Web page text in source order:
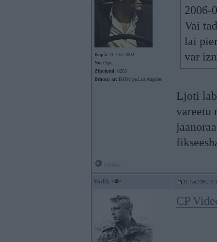
Kopš: 23. Oct 2002
No: Ogre
Ziņojumi: 8263
Braucu ar: BMW pa Los Angeles
2006-
Vai
lai
var
Ljoti
vareetu
Vadik 11. Jan 2006,
CP